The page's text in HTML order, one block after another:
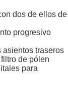
dos de ellos de
progresivo
asientos traseros
de pólen
para